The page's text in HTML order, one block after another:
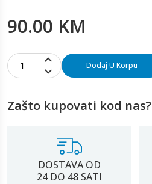
90.00 KM
1 Dodaj U Korpu
Zašto kupovati kod nas?
DOSTAVA OD
24 DO 48 SATI